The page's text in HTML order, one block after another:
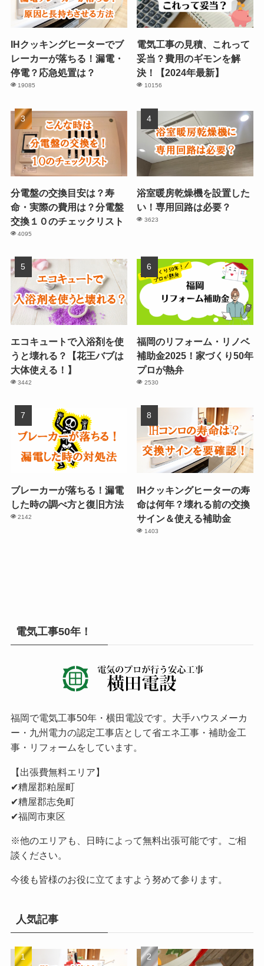
IHクッキングヒーターでブ
レーカーが落ちる！漏電・
停電？応急処置は？
19085
電気工事の見積、これって
妥当？費用のギモンを解
決！【2024年最新】
10156
分電盤の交換目安は？寿
命・実際の費用は？分電盤
交換１０のチェックリスト
4095
浴室暖房乾燥機を設置した
い！専用回路は必要？
3623
エコキュートで入浴剤を使
うと壊れる？【花王バブは
大体使える！】
3442
福岡のリフォーム・リノベ
補助金2025！家づくり50年
プロが熱弁
2530
ブレーカーが落ちる！漏電
した時の調べ方と復旧方法
2142
IHクッキングヒーターの寿
命は何年？壊れる前の交換
サイン＆使える補助金
1403
電気工事50年！
福岡で電気工事50年・横田電設です。大手ハウスメーカ
ー・九州電力の認定工事店として省エネ工事・補助金工
事・リフォームをしています。
【出張費無料エリア】
✔︎糟屋郡粕屋町
✔︎糟屋郡志免町
✔︎福岡市東区
※他のエリアも、日時によって無料出張可能です。ご相
談ください。
今後も皆様のお役に立てますよう努めて参ります。
人気記事